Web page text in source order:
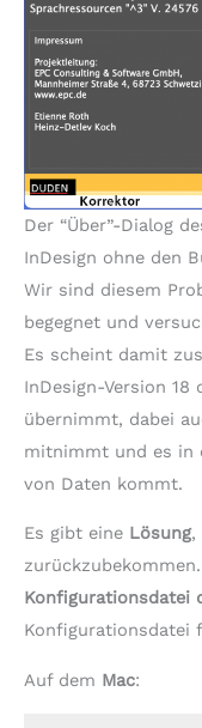
Der “Über”-Dialog
InDesign ohne den
Wir sind diesem
begegnet und
Es scheint damit
InDesign-Version 18
übernimmt, dabei
mitnimmt und es in
von Daten kommt.
Es gibt eine Lösung,
Konfigurationsdatei
Konfigurationsdatei
Auf dem Mac: